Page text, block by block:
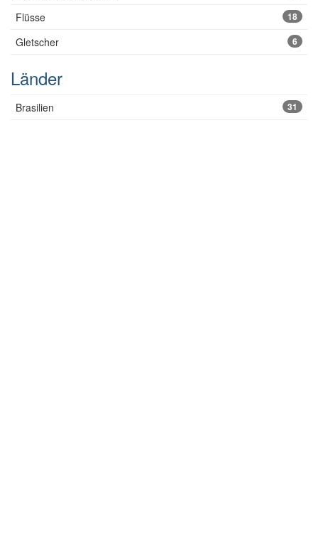
Flüsse 18
Gletscher 6
Länder
Brasilien 31